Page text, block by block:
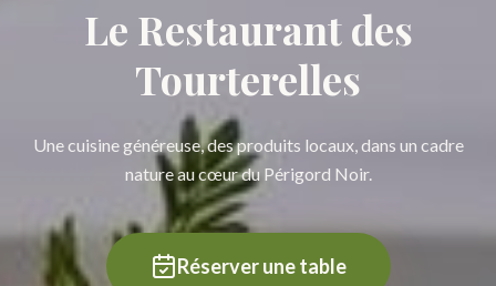
Le Restaurant des
Tourterelles
Une cuisine généreuse, des produits locaux, dans un cadre
nature au cœur du Périgord Noir.
Réserver une table